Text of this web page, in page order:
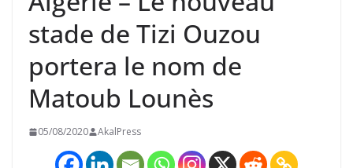
stade de Tizi Ouzou
portera le nom de
Matoub Lounès
05/08/2020 AkalPress